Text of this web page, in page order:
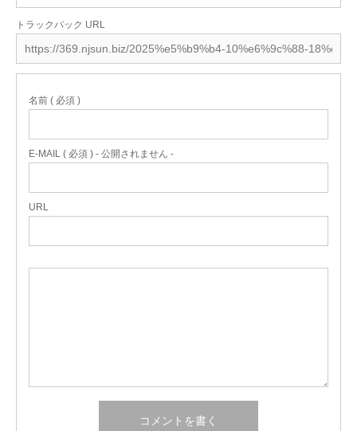
トラックバック URL
名前 ( 必須 )
E-MAIL ( 必須 ) - 公開されません -
URL